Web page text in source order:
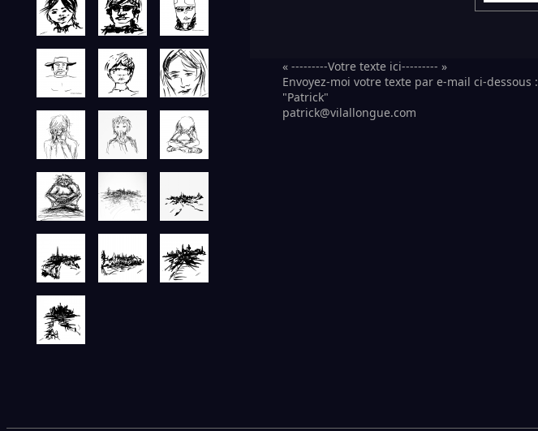
« ---------Votre texte ici--------- »
Envoyez-moi votre texte par e-mail ci-dessous :
"Patrick"
patrick@vilallongue.com